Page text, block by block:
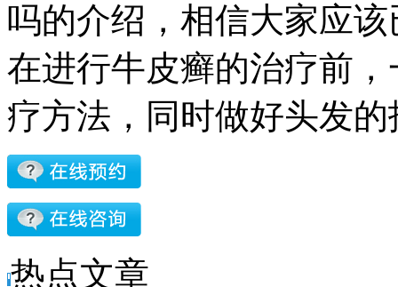
吗的介绍，相信大家应
在进行牛皮癣的治疗前
疗方法，同时做好头发的
热点文章